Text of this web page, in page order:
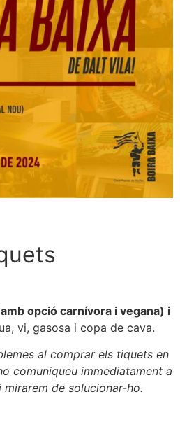
opció carnívora i vegana) i
vi, gasosa i copa de cava.
al comprar els tiquets en
comuniqueu immediatament a
de solucionar-ho.